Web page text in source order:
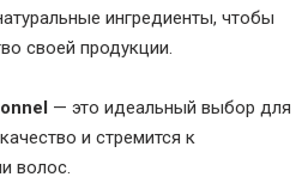
ингредиенты, чтобы
своей продукции.
— это идеальный выбор для
и стремится к
волос.